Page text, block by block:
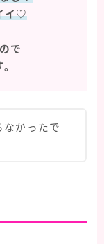
イ♡
で
なかったで